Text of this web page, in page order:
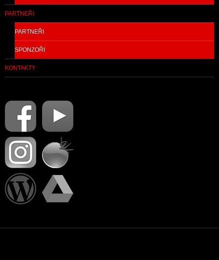
PARTNEŘI
PARTNEŘI
SPONZOŘI
KONTAKTY